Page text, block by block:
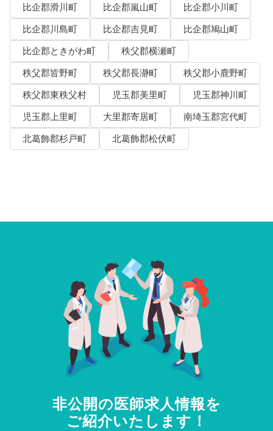
比企郡滑川町
比企郡嵐山町
比企郡小川町
比企郡川島町
比企郡吉見町
比企郡鳩山町
比企郡ときがわ町
秩父郡横瀬町
秩父郡皆野町
秩父郡長瀞町
秩父郡小鹿野町
秩父郡東秩父村
児玉郡美里町
児玉郡神川町
児玉郡上里町
大里郡寄居町
南埼玉郡宮代町
北葛飾郡杉戸町
北葛飾郡松伏町
非公開の医師求人情報を
ご紹介いたします！